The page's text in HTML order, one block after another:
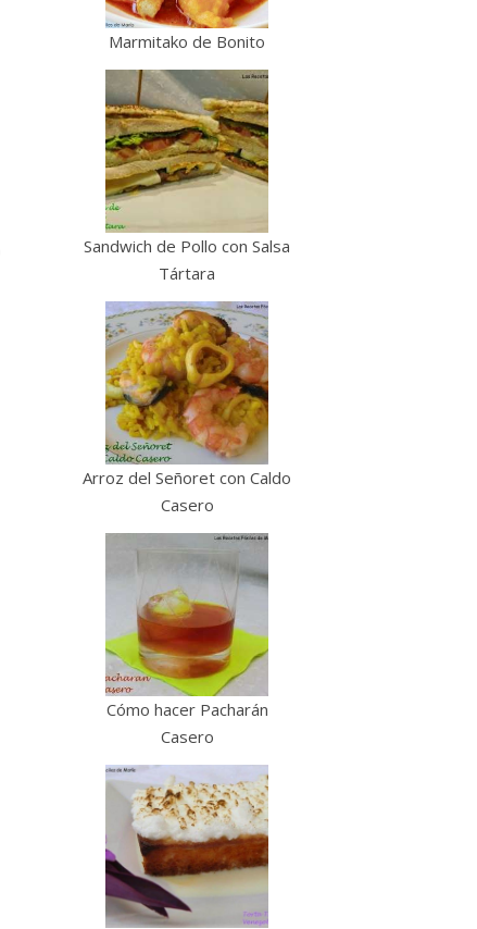
Marmitako de Bonito
Sandwich de Pollo con Salsa
Tártara
Arroz del Señoret con Caldo
Casero
Cómo hacer Pacharán
Casero